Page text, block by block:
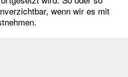
wenn wir es mit